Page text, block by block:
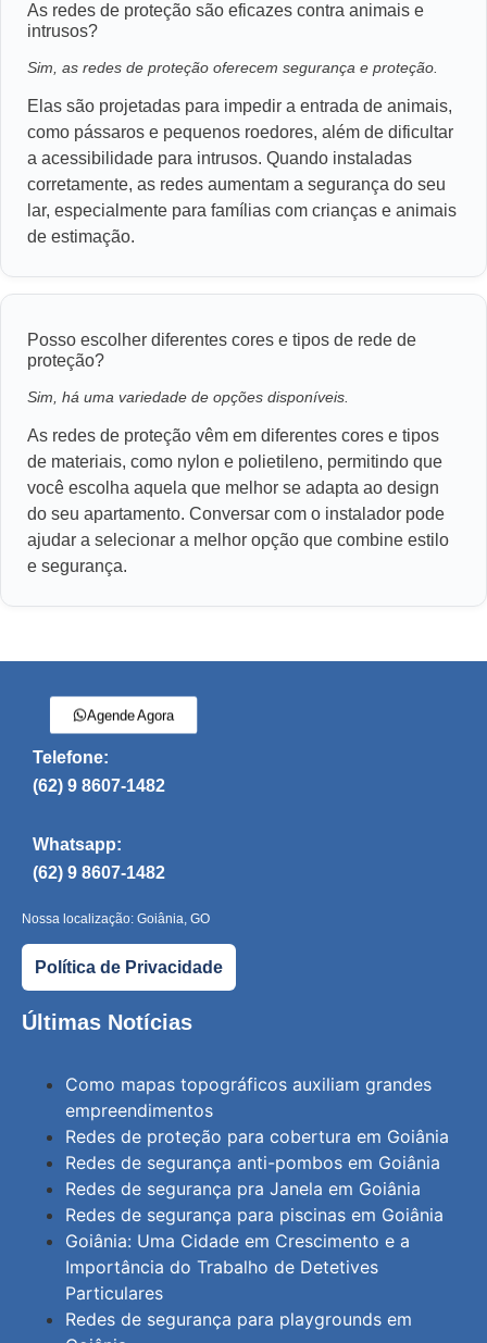
As redes de proteção são eficazes contra animais e
intrusos?
Sim, as redes de proteção oferecem segurança e proteção.
Elas são projetadas para impedir a entrada de animais,
como pássaros e pequenos roedores, além de dificultar
a acessibilidade para intrusos. Quando instaladas
corretamente, as redes aumentam a segurança do seu
lar, especialmente para famílias com crianças e animais
de estimação.
Posso escolher diferentes cores e tipos de rede de
proteção?
Sim, há uma variedade de opções disponíveis.
As redes de proteção vêm em diferentes cores e tipos
de materiais, como nylon e polietileno, permitindo que
você escolha aquela que melhor se adapta ao design
do seu apartamento. Conversar com o instalador pode
ajudar a selecionar a melhor opção que combine estilo
e segurança.
Agende Agora
Telefone:
(62) 9 8607-1482
Whatsapp:
(62) 9 8607-1482
Nossa localização: Goiânia, GO
Política de Privacidade
Últimas Notícias
Como mapas topográficos auxiliam grandes
empreendimentos
Redes de proteção para cobertura em Goiânia
Redes de segurança anti-pombos em Goiânia
Redes de segurança pra Janela em Goiânia
Redes de segurança para piscinas em Goiânia
Goiânia: Uma Cidade em Crescimento e a
Importância do Trabalho de Detetives
Particulares
Redes de segurança para playgrounds em